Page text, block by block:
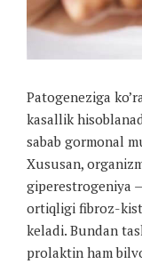
Patogeneziga
kasallik
sabab gormonal
Xususan,
giperestrogeniya
ortiqligi fibroz-
keladi. Bundan
prolaktin ham